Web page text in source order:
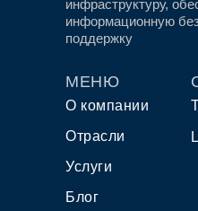
Блог
Услуги
Отрасли
О компании
МЕНЮ
инфраструктуру,
информационную
поддержку